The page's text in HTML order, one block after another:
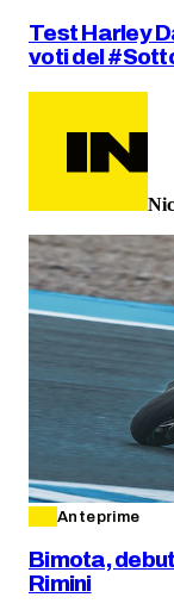
Test Harley
voti del
Anteprime
Bimota,
Rimini